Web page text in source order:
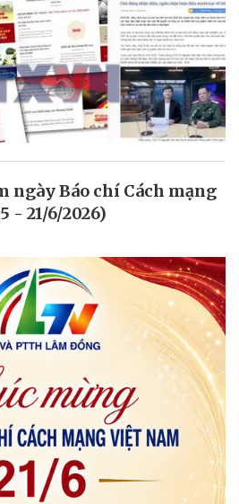
ngày Báo chí Cách mạng
- 21/6/2026)